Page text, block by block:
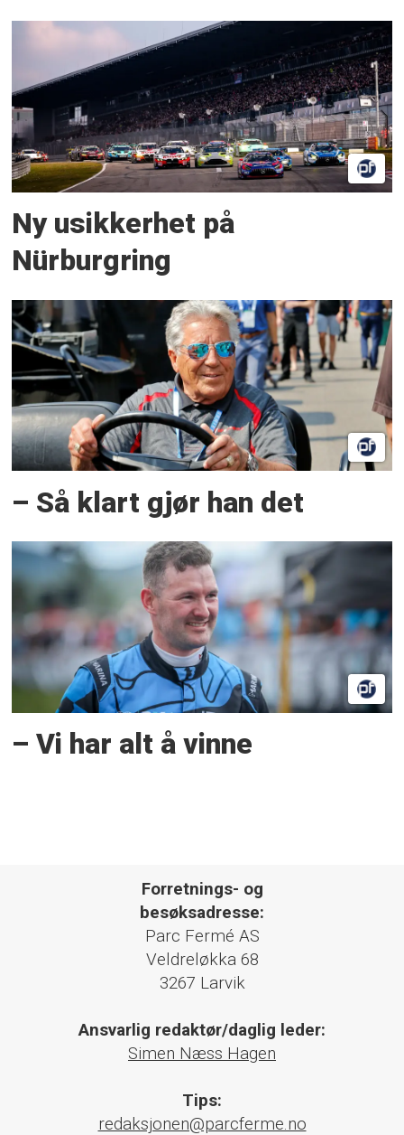
Ny usikkerhet på
Nürburgring
– Så klart gjør han det
– Vi har alt å vinne
Forretnings- og
besøksadresse:
Parc Fermé AS
Veldreløkka 68
3267 Larvik
Ansvarlig redaktør/daglig leder:
Simen Næss Hagen
Tips:
redaksjonen@parcferme.no